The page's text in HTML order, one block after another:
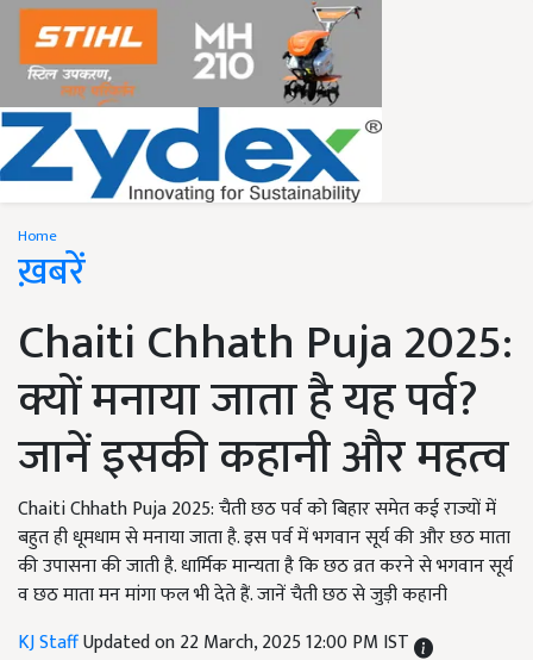
Home
ख़बरें
Chaiti Chhath Puja 2025:
क्यों मनाया जाता है यह पर्व?
जानें इसकी कहानी और महत्व
Chaiti Chhath Puja 2025: चैती छठ पर्व को बिहार समेत कई राज्यों में
बहुत ही धूमधाम से मनाया जाता है. इस पर्व में भगवान सूर्य की और छठ माता
की उपासना की जाती है. धार्मिक मान्यता है कि छठ व्रत करने से भगवान सूर्य
व छठ माता मन मांगा फल भी देते हैं. जानें चैती छठ से जुड़ी कहानी
KJ StaffUpdated on 22 March, 2025 12:00 PM IST